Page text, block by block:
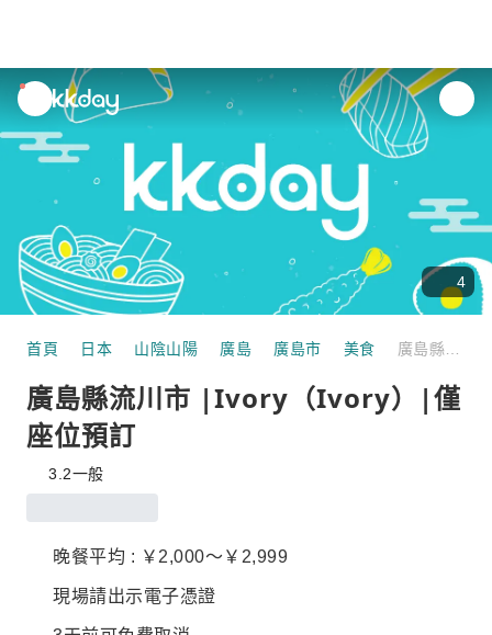
unread
notifications
4
首頁 日本 山陰山陽 廣島 廣島市 美食
廣島縣流川市 |Ivory（Ivory）|僅
座位預訂
3.2一般
晚餐平均 : ￥2,000～￥2,999
現場請出示電子憑證